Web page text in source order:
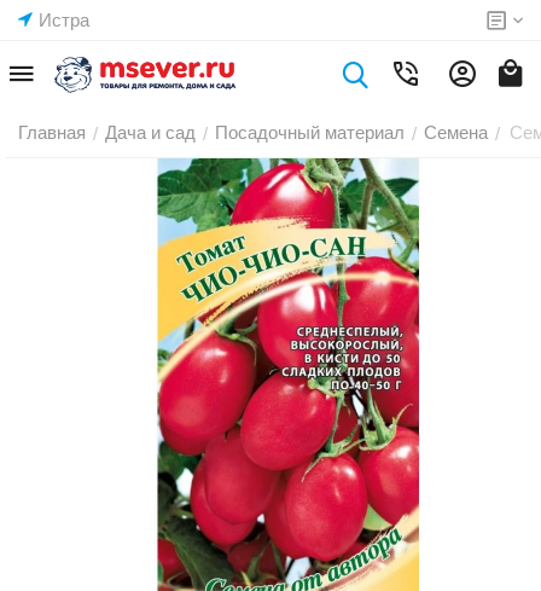
Истра
Главная / Дача и сад / Посадочный материал / Семена /